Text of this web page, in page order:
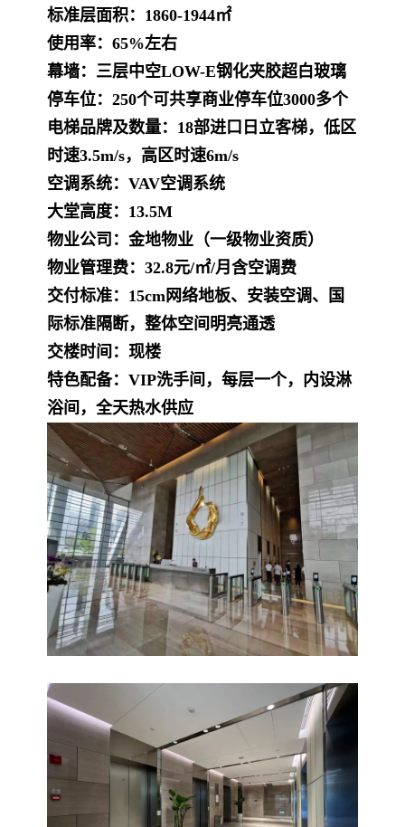
标准层面积： 1860-1944㎡
使用率： 65%左右
幕墙： 三层中空LOW-E钢化夹胶超白玻璃
停车位： 250个可共享商业停车位3000多个
电梯品牌及数量： 18部进口日立客梯，低区
时速3.5m/s，高区时速6m/s
空调系统： VAV空调系统
大堂高度： 13.5M
物业公司： 金地物业（一级物业资质）
物业管理费： 32.8元/㎡/月含空调费
交付标准： 15cm网络地板、安装空调、国
际标准隔断，整体空间明亮通透
交楼时间： 现楼
特色配备： VIP洗手间，每层一个，内设淋
浴间，全天热水供应